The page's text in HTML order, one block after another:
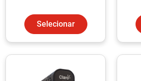
Selecionar